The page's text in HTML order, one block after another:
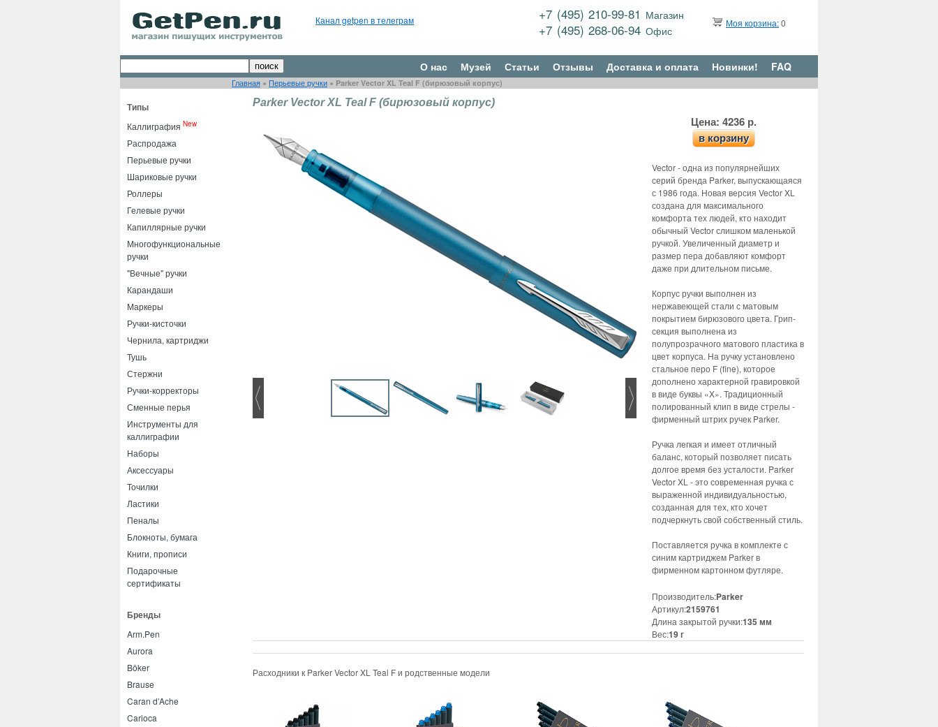
Канал getpen в телеграм +7 (495) 210-99-81 Магазин
+7 (495) 268-06-94Офис
Моя корзина:0
О нас Музей Статьи Отзывы Доставка и оплата Новинки! FAQ
Главная » Перьевые ручки » Parker Vector XL Teal F (бирюзовый корпус)
Типы
Каллиграфия New
Распродажа
Перьевые ручки
Шариковые ручки
Роллеры
Гелевые ручки
Капиллярные ручки
Многофункциональные
ручки
"Вечные" ручки
Карандаши
Маркеры
Ручки-кисточки
Чернила, картриджи
Тушь
Стержни
Ручки-корректоры
Сменные перья
Инструменты для
каллиграфии
Наборы
Аксессуары
Точилки
Ластики
Пеналы
Блокноты, бумага
Книги, прописи
Подарочные
сертификаты
Бренды
Arm.Pen
Aurora
Böker
Brause
Caran d’Ache
Carioca
Parker Vector XL Teal F (бирюзовый корпус)
Цена: 4236 р.
в корзину
Vector - одна из популярнейших
серий бренда Parker, выпускающаяся
с 1986 года. Новая версия Vector XL
создана для максимального
комфорта тех людей, кто находит
обычный Vector слишком маленькой
ручкой. Увеличенный диаметр и
размер пера добавляют комфорт
даже при длительном письме.
Корпус ручки выполнен из
нержавеющей стали с матовым
покрытием бирюзового цвета. Грип-
секция выполнена из
полупрозрачного матового пластика в
цвет корпуса. На ручку установлено
стальное перо F (fine), которое
дополнено характерной гравировкой
в ​​виде буквы «X». Традиционный
полированный клип в виде стрелы -
фирменный штрих ручек Parker.
Ручка легкая и имеет отличный
баланс, который позволяет писать
долгое время без усталости. Parker
Vector XL - это современная ручка с
выраженной индивидуальностью,
созданная для тех, кто хочет
подчеркнуть свой собственный стиль.
Поставляется ручка в комплекте с
синим картриджем Parker в
фирменном картонном футляре.
Производитель:Parker
Артикул:2159761
Длина закрытой ручки:135 мм
Вес:19 г
Расходники к Parker Vector XL Teal F и родственные модели